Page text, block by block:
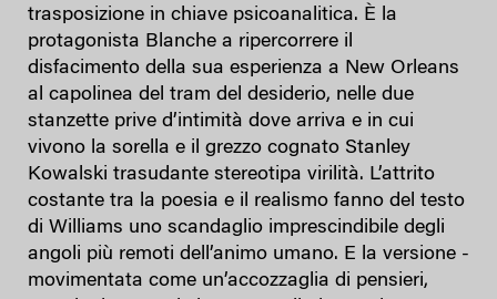
trasposizione in chiave psicoanalitica. È la
protagonista Blanche a ripercorrere il
disfacimento della sua esperienza a New Orleans
al capolinea del tram del desiderio, nelle due
stanzette prive d’intimità dove arriva e in cui
vivono la sorella e il grezzo cognato Stanley
Kowalski trasudante stereotipa virilità. L’attrito
costante tra la poesia e il realismo fanno del testo
di Williams uno scandaglio imprescindibile degli
angoli più remoti dell’animo umano. E la versione -
movimentata come un’accozzaglia di pensieri,